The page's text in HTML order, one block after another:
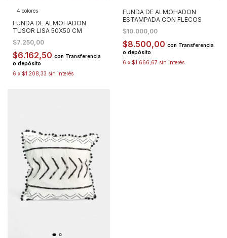
4 colores
FUNDA DE ALMOHADON
TUSOR LISA 50X50 CM
$7.250,00
$6.162,50 con Transferencia
o depósito
6 x $1.208,33 sin interés
FUNDA DE ALMOHADON
ESTAMPADA CON FLECOS
$10.000,00
$8.500,00 con Transferencia
o depósito
6 x $1.666,67 sin interés